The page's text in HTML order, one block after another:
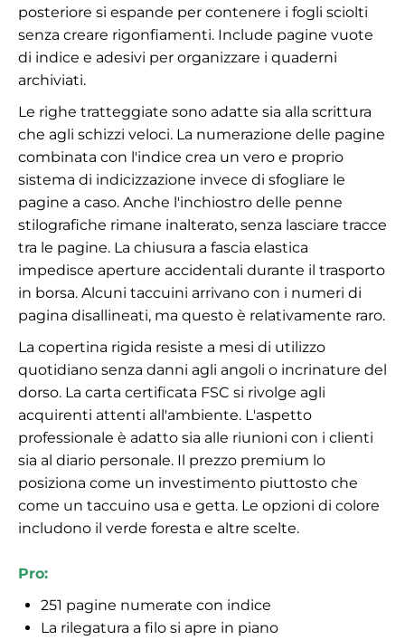
posteriore si espande per contenere i fogli sciolti
senza creare rigonfiamenti. Include pagine vuote
di indice e adesivi per organizzare i quaderni
archiviati.
Le righe tratteggiate sono adatte sia alla scrittura
che agli schizzi veloci. La numerazione delle pagine
combinata con l'indice crea un vero e proprio
sistema di indicizzazione invece di sfogliare le
pagine a caso. Anche l'inchiostro delle penne
stilografiche rimane inalterato, senza lasciare tracce
tra le pagine. La chiusura a fascia elastica
impedisce aperture accidentali durante il trasporto
in borsa. Alcuni taccuini arrivano con i numeri di
pagina disallineati, ma questo è relativamente raro.
La copertina rigida resiste a mesi di utilizzo
quotidiano senza danni agli angoli o incrinature del
dorso. La carta certificata FSC si rivolge agli
acquirenti attenti all'ambiente. L'aspetto
professionale è adatto sia alle riunioni con i clienti
sia al diario personale. Il prezzo premium lo
posiziona come un investimento piuttosto che
come un taccuino usa e getta. Le opzioni di colore
includono il verde foresta e altre scelte.
Pro:
251 pagine numerate con indice
La rilegatura a filo si apre in piano